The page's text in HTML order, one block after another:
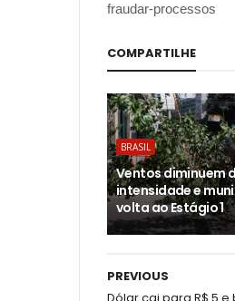
fraudar-processos
COMPARTILHE
BRASIL
Ventos diminuem
intensidade e
volta ao Estágio 1
PREVIOUS